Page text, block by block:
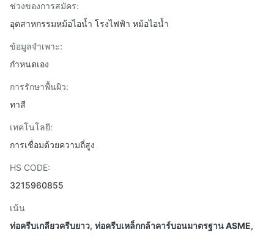
ช่วงของการสมัคร:
อุตสาหกรรมหม้อไอน้ำ โรงไฟฟ้า หม้อไอน้ำ
ข้อมูลจำเพาะ:
กำหนดเอง
การรักษาพื้นผิว:
ทาสี
เทคโนโลยี:
การเชื่อมด้วยความถี่สูง
HS CODE:
3215960855
เน้น
ท่อครีบเกลียวครีบยาว, ท่อครีบเหล็กกล้าคาร์บอนมาตรฐาน ASME,